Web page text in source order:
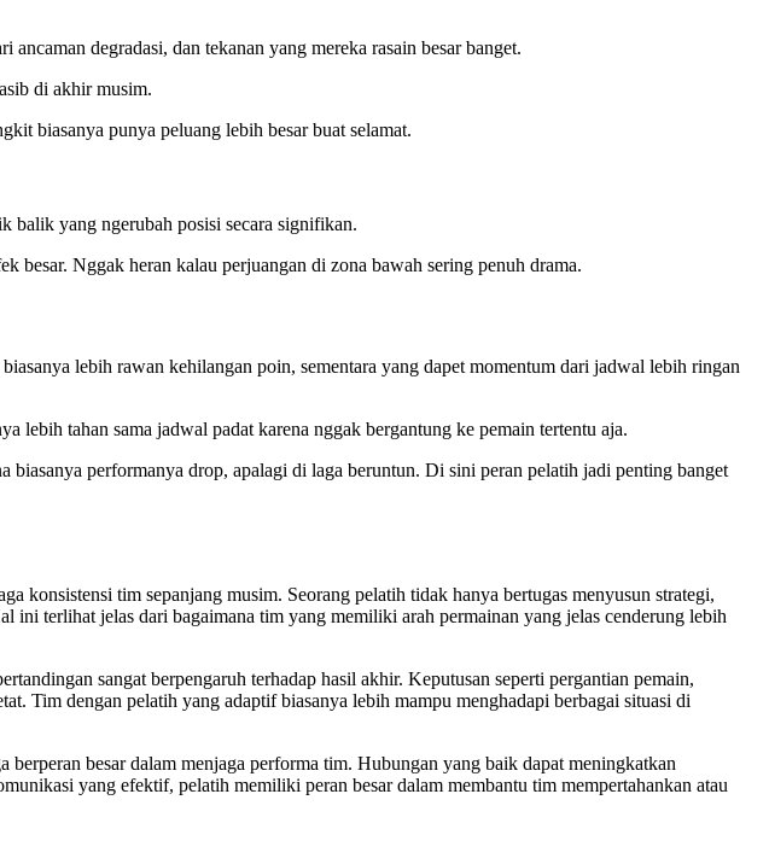
degradasi, dan tekanan yang mereka rasain besar banget.
di akhir musim.
biasanya punya peluang lebih besar buat selamat.
balik yang ngerubah posisi secara signifikan.
besar. Nggak heran kalau perjuangan di zona bawah sering penuh drama.
lebih rawan kehilangan poin, sementara yang dapet momentum dari jadwal lebih ringan
lebih tahan sama jadwal padat karena nggak bergantung ke pemain tertentu aja.
performanya drop, apalagi di laga beruntun. Di sini peran pelatih jadi penting banget
konsistensi tim sepanjang musim. Seorang pelatih tidak hanya bertugas menyusun strategi,
ini terlihat jelas dari bagaimana tim yang memiliki arah permainan yang jelas cenderung lebih
sangat berpengaruh terhadap hasil akhir. Keputusan seperti pergantian pemain,
Tim dengan pelatih yang adaptif biasanya lebih mampu menghadapi berbagai situasi di
besar dalam menjaga performa tim. Hubungan yang baik dapat meningkatkan
yang efektif, pelatih memiliki peran besar dalam membantu tim mempertahankan atau